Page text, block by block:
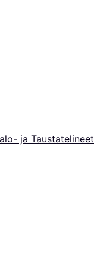
ja Taustatelineet